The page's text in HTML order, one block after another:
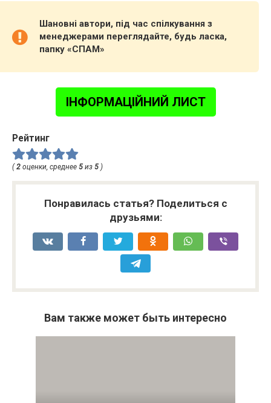
Шановні автори, під час спілкування з
менеджерами переглядайте, будь ласка,
папку «СПАМ»
ІНФОРМАЦІЙНИЙ ЛИСТ
Рейтинг
(2 оценки, среднее 5 из 5 )
Понравилась статья? Поделиться с
друзьями:
Вам также может быть интересно